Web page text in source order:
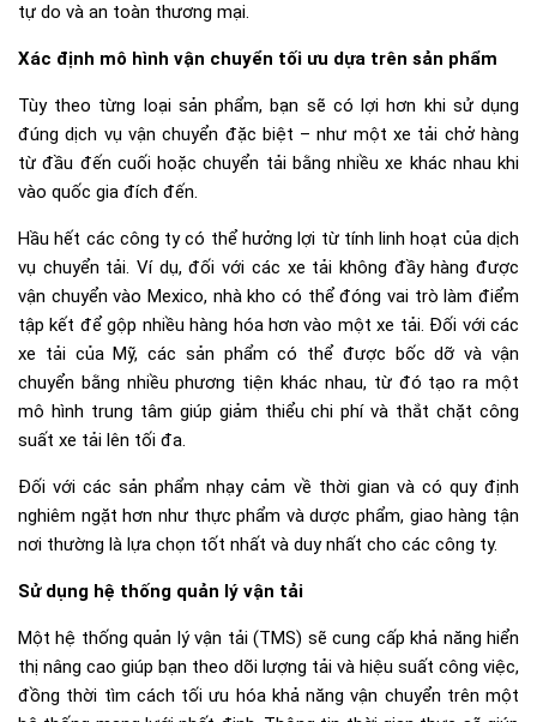
tự do và an toàn thương mại.
Xác định mô hình vận chuyển tối ưu dựa trên sản phẩm
Tùy theo từng loại sản phẩm, bạn sẽ có lợi hơn khi sử dụng
đúng dịch vụ vận chuyển đặc biệt – như một xe tải chở hàng
từ đầu đến cuối hoặc chuyển tải bằng nhiều xe khác nhau khi
vào quốc gia đích đến.
Hầu hết các công ty có thể hưởng lợi từ tính linh hoạt của dịch
vụ chuyển tải. Ví dụ, đối với các xe tải không đầy hàng được
vận chuyển vào Mexico, nhà kho có thể đóng vai trò làm điểm
tập kết để gộp nhiều hàng hóa hơn vào một xe tải. Đối với các
xe tải của Mỹ, các sản phẩm có thể được bốc dỡ và vận
chuyển bằng nhiều phương tiện khác nhau, từ đó tạo ra một
mô hình trung tâm giúp giảm thiểu chi phí và thắt chặt công
suất xe tải lên tối đa.
Đối với các sản phẩm nhạy cảm về thời gian và có quy định
nghiêm ngặt hơn như thực phẩm và dược phẩm, giao hàng tận
nơi thường là lựa chọn tốt nhất và duy nhất cho các công ty.
Sử dụng hệ thống quản lý vận tải
Một hệ thống quản lý vận tải (TMS) sẽ cung cấp khả năng hiển
thị nâng cao giúp bạn theo dõi lượng tải và hiệu suất công việc,
đồng thời tìm cách tối ưu hóa khả năng vận chuyển trên một